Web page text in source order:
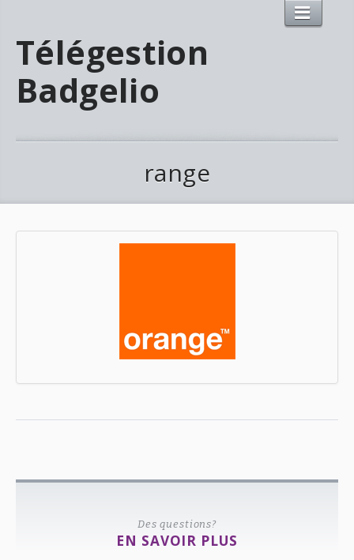
Télégestion
Badgelio
range
Des questions?
EN SAVOIR PLUS